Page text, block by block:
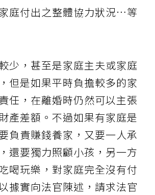
庭付出之整體協力狀況…等
少，甚至是家庭主夫或家庭
但是如果平時負擔較多的家
任，在離婚時仍然可以主張
產差額。不過如果有家庭是
負責賺錢養家，又要一人承
還要獨力照顧小孩，另一方
喝玩樂，對家庭完全沒有付
據實向法官陳述，請求法官